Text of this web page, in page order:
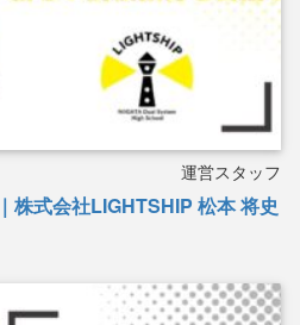
運営スタッフ
株式会社LIGHTSHIP 松本 将史